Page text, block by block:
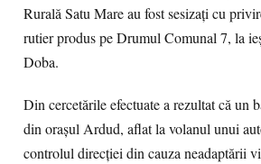
Rurală Satu Mare au fost sesizați cu
rutier produs pe Drumul Comunal 7, la
Doba.
Din cercetările efectuate a rezultat că un
din orașul Ardud, aflat la volanul unui
controlul direcției din cauza neadaptării